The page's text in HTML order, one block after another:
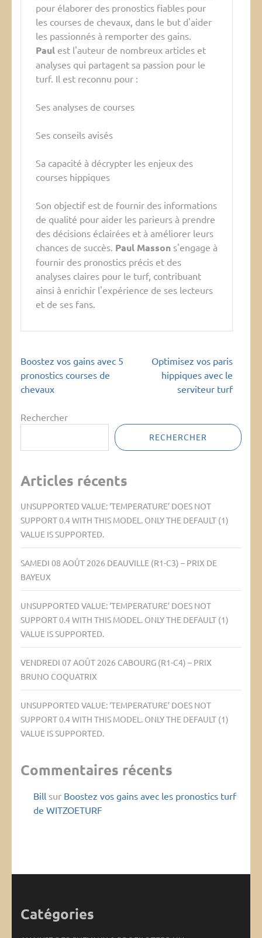
pour élaborer des pronostics fiables pour
les courses de chevaux, dans le but d'aider
les passionnés à remporter des gains.
Paul est l'auteur de nombreux articles et
analyses qui partagent sa passion pour le
turf. Il est reconnu pour :
Ses analyses de courses
Ses conseils avisés
Sa capacité à décrypter les enjeux des
courses hippiques
Son objectif est de fournir des informations
de qualité pour aider les parieurs à prendre
des décisions éclairées et à améliorer leurs
chances de succès. Paul Masson s'engage à
fournir des pronostics précis et des
analyses claires pour le turf, contribuant
ainsi à enrichir l'expérience de ses lecteurs
et de ses fans.
Navigation
de
l’article
Boostez vos gains avec 5
pronostics courses de
chevaux
Optimisez vos paris
hippiques avec le
serviteur turf
Rechercher
RECHERCHER
Articles récents
UNSUPPORTED VALUE: ‘TEMPERATURE’ DOES NOT
SUPPORT 0.4 WITH THIS MODEL. ONLY THE DEFAULT (1)
VALUE IS SUPPORTED.
SAMEDI 08 AOÛT 2026 DEAUVILLE (R1-C3) – PRIX DE
BAYEUX
UNSUPPORTED VALUE: ‘TEMPERATURE’ DOES NOT
SUPPORT 0.4 WITH THIS MODEL. ONLY THE DEFAULT (1)
VALUE IS SUPPORTED.
VENDREDI 07 AOÛT 2026 CABOURG (R1-C4) – PRIX
BRUNO COQUATRIX
UNSUPPORTED VALUE: ‘TEMPERATURE’ DOES NOT
SUPPORT 0.4 WITH THIS MODEL. ONLY THE DEFAULT (1)
VALUE IS SUPPORTED.
Commentaires récents
Bill sur Boostez vos gains avec les pronostics turf
de WITZOETURF
Catégories